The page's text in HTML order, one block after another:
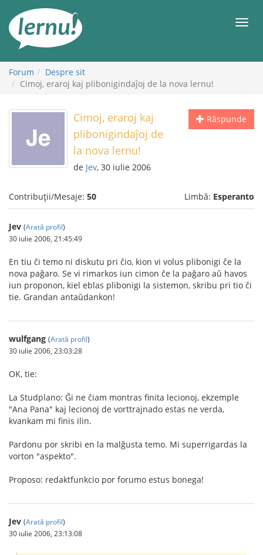
conținut
Forum
Despre sit
Cimoj, eraroj kaj plibonigindaĵoj de la nova lernu!
Răspunde
Cimoj, eraroj kaj
plibonigindaĵoj de
la nova lernu!
de Jev, 30 iulie 2006
Contribuții/Mesaje: 50 Limbă: Esperanto
Jev (Arată profil)
30 iulie 2006, 21:45:49
En tiu ĉi temo ni diskutu pri ĉio, kion vi volus plibonigi ĉe la
nova paĝaro. Se vi rimarkos iun cimon ĉe la paĝaro aŭ havos
iun proponon, kiel eblas plibonigi la sistemon, skribu pri tio ĉi
tie. Grandan antaŭdankon!
wulfgang (Arată profil)
30 iulie 2006, 23:03:28
OK, tie:
La Studplano: Ĝi ne ĉiam montras finita lecionoj, ekzemple
"Ana Pana" kaj lecionoj de vorttrajnado estas ne verda,
kvankam mi finis ilin.
Pardonu por skribi en la malĝusta temo. Mi superrigardas la
vorton "aspekto".
Proposo: redaktfunkcio por forumo estus bonega!
Jev (Arată profil)
30 iulie 2006, 23:13:08